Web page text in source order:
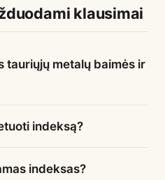
klausimai
tauriųjų metalų baimės ir
indeksą?
indeksas?